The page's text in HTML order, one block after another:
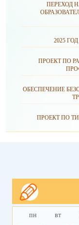
ПЕРЕХОД
2025
ПРОЕКТ ПО
ОБЕСПЕЧЕНИЕ
ПРОЕКТ ПО
пн вт